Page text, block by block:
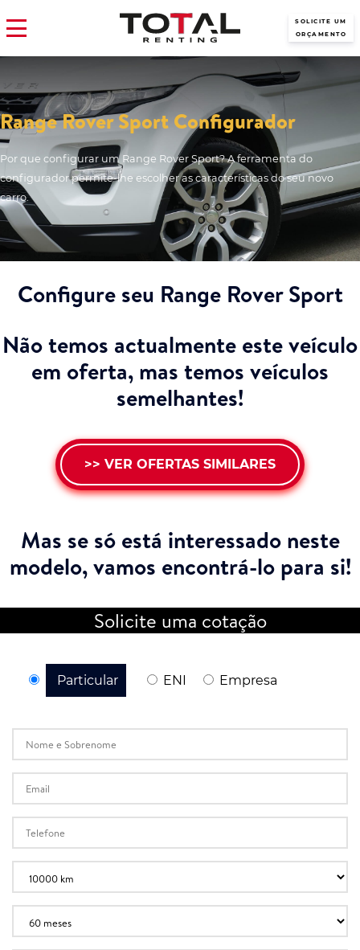
SOLICITE UM
ORÇAMENTO
Range Rover Sport Configurador
Por que configurar um Range Rover Sport? A ferramenta do
configurador permite-lhe escolher as características do seu novo
carro.
Configure seu Range Rover Sport
Não temos actualmente este veículo
em oferta, mas temos veículos
semelhantes!
>> VER OFERTAS SIMILARES
Mas se só está interessado neste
modelo,vamos encontrá-lo para si!
Solicite uma cotação
Particular ENI Empresa